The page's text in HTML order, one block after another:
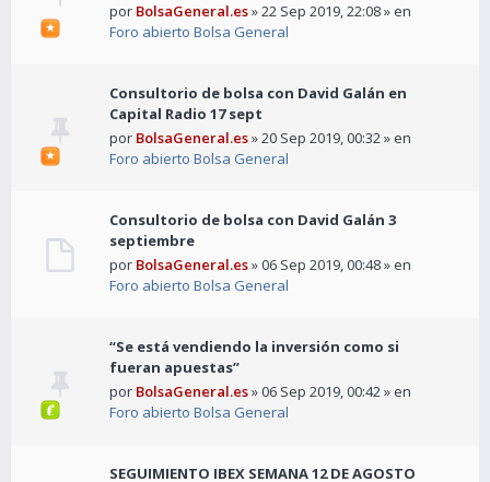
por BolsaGeneral.es» 22 Sep 2019, 22:08 » en
Foro abierto Bolsa General
Consultorio de bolsa con David Galán en
Capital Radio 17 sept
por BolsaGeneral.es» 20 Sep 2019, 00:32 » en
Foro abierto Bolsa General
Consultorio de bolsa con David Galán 3
septiembre
por BolsaGeneral.es» 06 Sep 2019, 00:48 » en
Foro abierto Bolsa General
“Se está vendiendo la inversión como si
fueran apuestas”
por BolsaGeneral.es» 06 Sep 2019, 00:42 » en
Foro abierto Bolsa General
SEGUIMIENTO IBEX SEMANA 12 DE AGOSTO